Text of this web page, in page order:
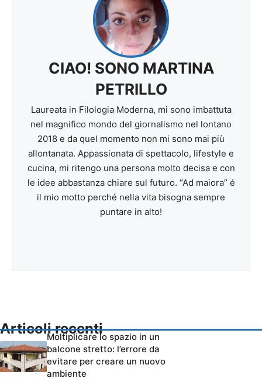
CIAO! SONO MARTINA
PETRILLO
Laureata in Filologia Moderna, mi sono imbattuta
nel magnifico mondo del giornalismo nel lontano
2018 e da quel momento non mi sono mai più
allontanata. Appassionata di spettacolo, lifestyle e
cucina, mi ritengo una persona molto decisa e con
le idee abbastanza chiare sul futuro. “Ad maiora” é
il mio motto perché nella vita bisogna sempre
puntare in alto!
Articoli recenti
Moltiplicare lo spazio in un
balcone stretto: l’errore da
evitare per creare un nuovo
ambiente